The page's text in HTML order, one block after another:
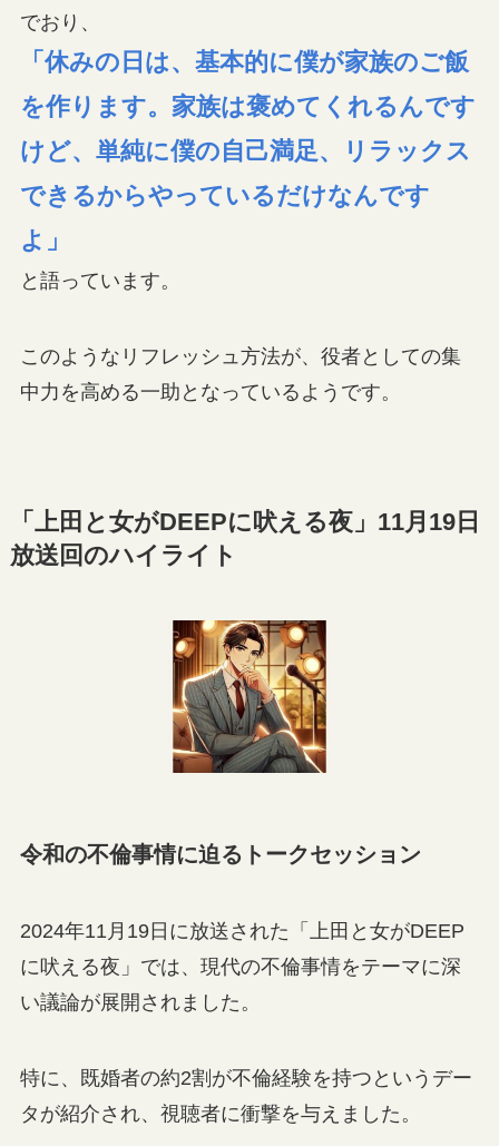
でおり、
「休みの日は、基本的に僕が家族のご飯
を作ります。家族は褒めてくれるんです
けど、単純に僕の自己満足、リラックス
できるからやっているだけなんです
よ」
と語っています。
このようなリフレッシュ方法が、役者としての集
中力を高める一助となっているようです。
「上田と女がDEEPに吠える夜」11月19日
放送回のハイライト
令和の不倫事情に迫るトークセッション
2024年11月19日に放送された「上田と女がDEEP
に吠える夜」では、現代の不倫事情をテーマに深
い議論が展開されました。
特に、既婚者の約2割が不倫経験を持つというデー
タが紹介され、視聴者に衝撃を与えました。